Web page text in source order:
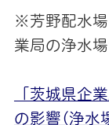
※芳野配水場
業局の浄水
「茨城県企
の影響(浄水